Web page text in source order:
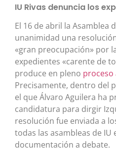
IU Rivas denuncia los
El 16 de abril la Asamblea
unanimidad una
«gran preocupación» por
expedientes «carente de
produce en pleno proceso
Precisamente, dentro del
el que Álvaro Aguilera ha
candidatura para dirgir
resolución fue enviada a
todas las asambleas de
documentación a debate.